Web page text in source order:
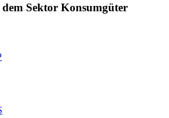
Sektor Konsumgüter